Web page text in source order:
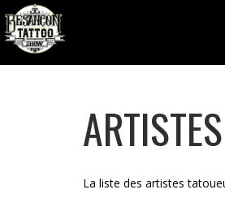
La liste des artistes